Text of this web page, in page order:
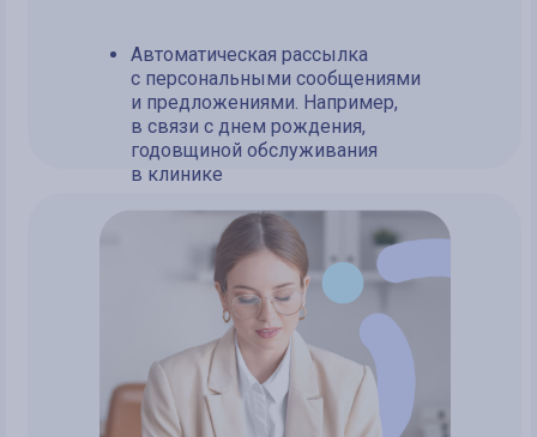
Автоматическая рассылка
с персональными сообщениями
и предложениями. Например,
в связи с днем рождения,
годовщиной обслуживания
в клинике